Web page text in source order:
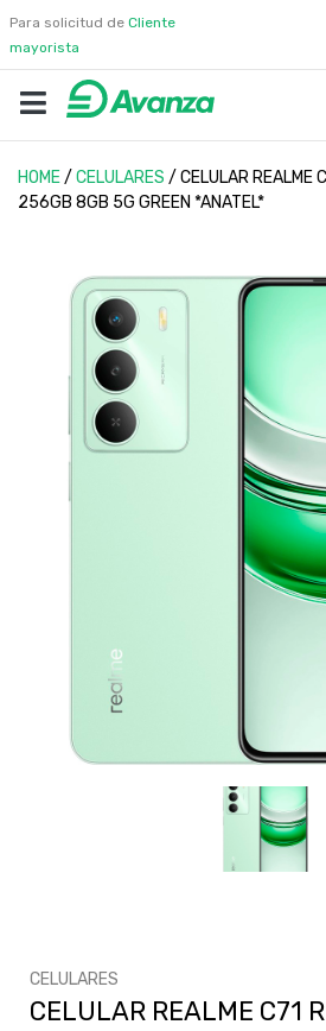
Para solicitud de Cliente
mayorista
HOME/ CELULARES / CELULAR REALME
256GB 8GB 5G GREEN *ANATEL*
CELULARES
CELULAR REALME C71